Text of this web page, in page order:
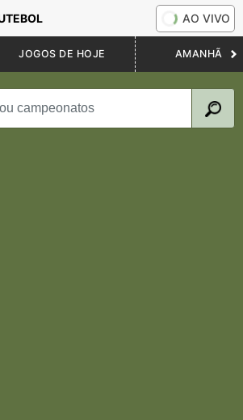
AO VIVO
JOGOS DE HOJE AMANHÃ